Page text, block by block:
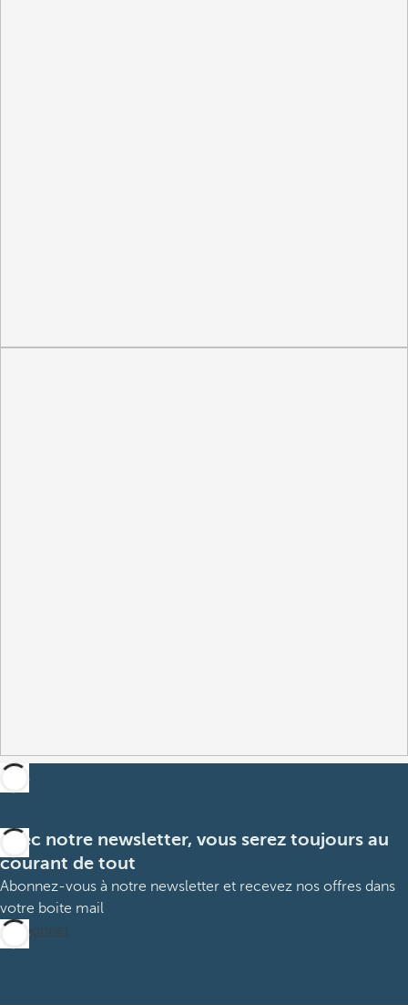
Avec notre newsletter, vous serez toujours au
courant de tout
Abonnez-vous à notre newsletter et recevez nos offres dans
votre boite mail
M’abonner